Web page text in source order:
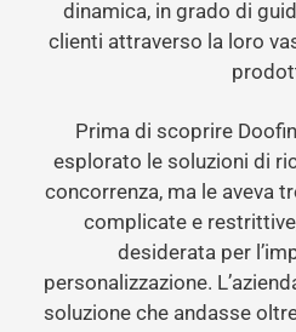
dinamica, in grado di
clienti attraverso la loro
Prima di scoprire
esplorato le soluzioni di
concorrenza, ma le aveva
complicate e
desiderata per
personalizzazione.
soluzione che andasse